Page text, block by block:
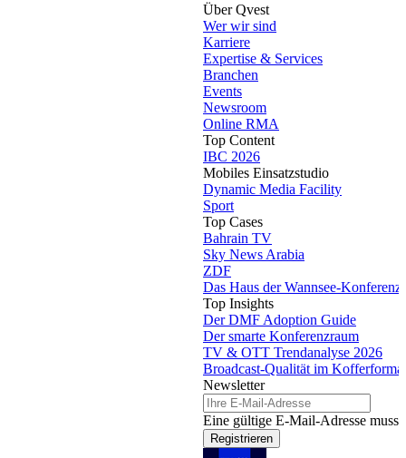
Über Qvest
Wer wir sind
Karriere
Expertise & Services
Branchen
Events
Newsroom
Online RMA
Top Content
IBC 2026
Mobiles Einsatzstudio
Dynamic Media Facility
Sport
Top Cases
Bahrain TV
Sky News Arabia
ZDF
Das Haus der Wannsee-Konferenz
Top Insights
Der DMF Adoption Guide
Der smarte Konferenzraum
TV & OTT Trendanalyse 2026
Broadcast-Qualität im Kofferformat
Newsletter
Eine gültige E-Mail-Adresse muss
Registrieren